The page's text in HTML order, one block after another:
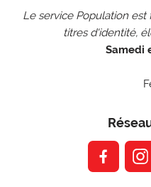
Le service Population
titres d'identité,
Samedi